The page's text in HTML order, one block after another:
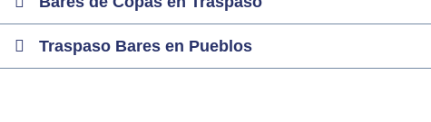
Traspaso Bares en Pueblos